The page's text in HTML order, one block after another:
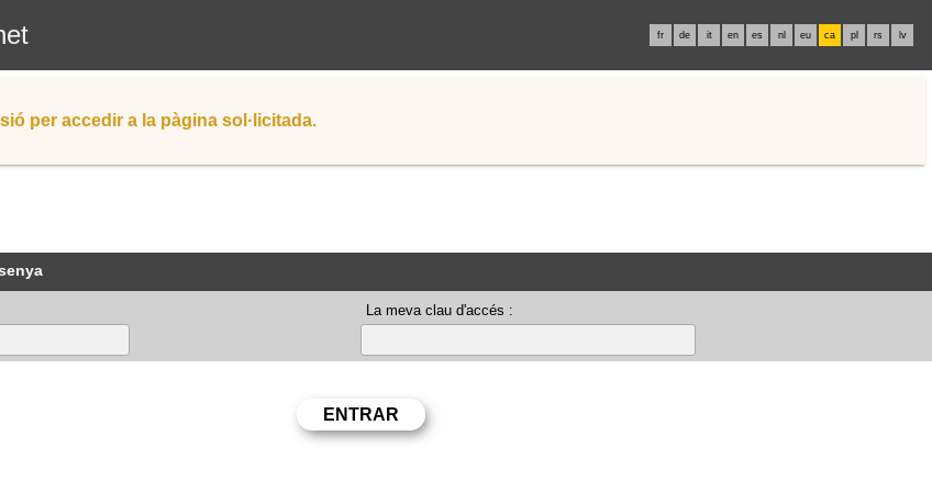
fr de it en es nl eu ca pl rs lv
per accedir a la pàgina sol·licitada.
La meva clau d'accés :